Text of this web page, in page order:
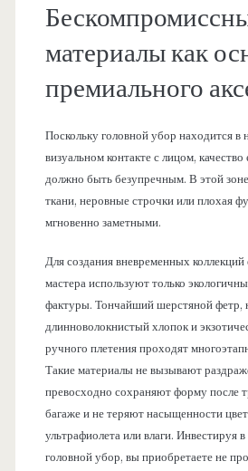
материалы как
премиального
Поскольку головной убор находится в
визуальном контакте с лицом, качество
должно быть безупречным. В этой
ткани, неровные строчки или плохая
мгновенно заметными.
Для создания вневременных коллекций
мастера используют только
фактуры. Тончайший шерстяной фетр,
длинноволокнистый хлопок и
ручного плетения проходят
Такие материалы не вызывают
превосходно сохраняют форму после
багаже и не теряют насыщенности
ультрафиолета или влаги. Инвестируя
головной убор, вы приобретаете не